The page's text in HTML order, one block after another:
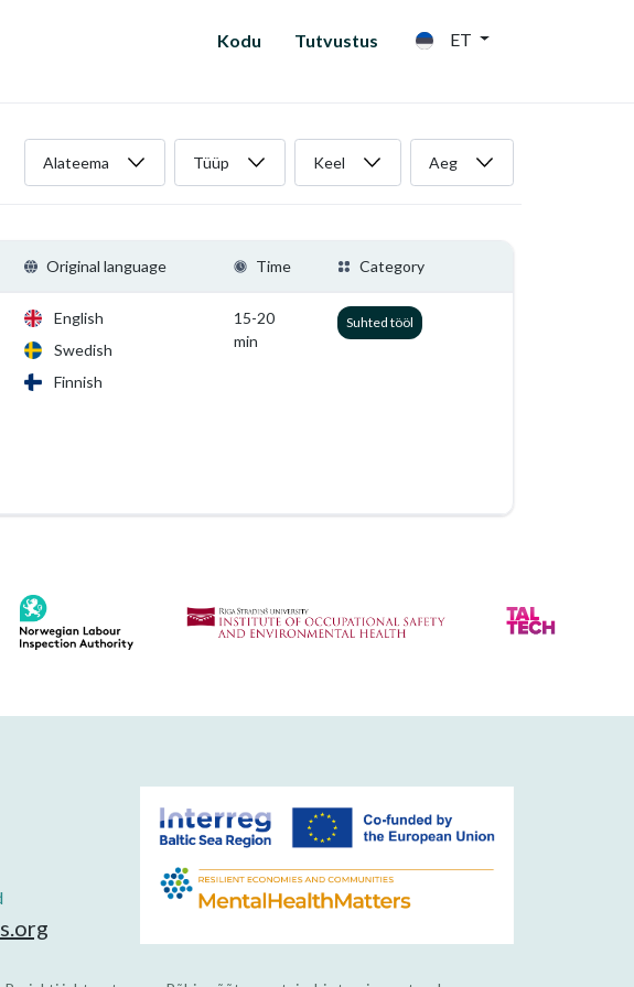
Kodu Tutvustus ET
Alateema Tüüp Keel Aeg
Original language Time Category
English
Swedish
Finnish
15-20
min
Suhted tööl